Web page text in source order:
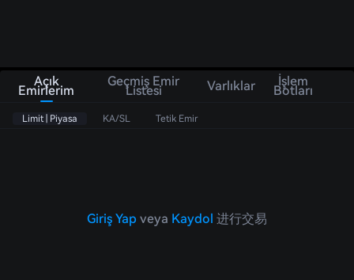
Açık
Emirlerim
Geçmiş Emir
Listesi Varlıklar İşlem
Botları
Limit | Piyasa KA/SL Tetik Emir
Giriş Yap veya Kaydol 进行交易